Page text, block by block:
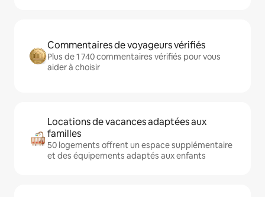
Commentaires de voyageurs vérifiés
Plus de 1 740 commentaires vérifiés pour vous
aider à choisir
Locations de vacances adaptées aux
familles
50 logements offrent un espace supplémentaire
et des équipements adaptés aux enfants